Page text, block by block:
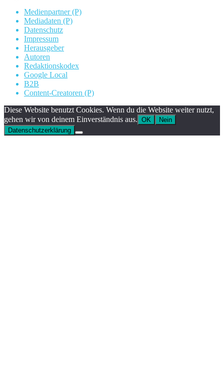
Medienpartner (P)
Mediadaten (P)
Datenschutz
Impressum
Herausgeber
Autoren
Redaktionskodex
Google Local
B2B
Content-Creatoren (P)
Diese Website benutzt Cookies. Wenn du die Website weiter nutzt,
gehen wir von deinem Einverständnis aus. OK
Nein
Datenschutzerklärung